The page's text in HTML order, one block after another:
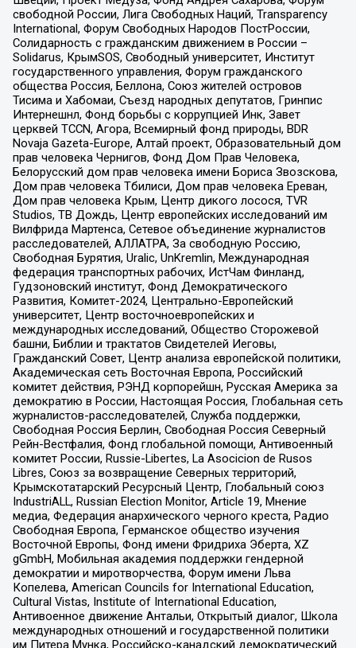
свободной России, Лига Свободных Наций, Transparеncy
International, Форум Свободных Народов ПостРоссии,
Солидарность с гражданским движением в России –
Solidarus, КрымSOS, Свободный университет, Институт
государственного управления, Форум гражданского
общества Россия, Беллона, Союз жителей островов
Тисима и Хабомаи, Съезд народных депутатов, Гринпис
Интернешнл, Фонд борьбы с коррупцией Инк, Завет
церквей TCCN, Агора, Всемирный фонд природы, BDR
Novaja Gazeta-Europe, Алтай проект, Образовательный дом
прав человека Чернигов, Фонд Дом Прав Человека,
Белорусский дом прав человека имени Бориса Звозскова,
Дом прав человека Тбилиси, Дом прав человека Ереван,
Дом прав человека Крым, Центр дикого лосося, TVR
Studios, ТВ Дождь, Центр европейских исследований им
Вилфрида Мартенса, Сетевое объединение журналистов
расследователей, АЛЛАТРА, За свободную Россию,
Свободная Бурятия, Uralic, UnKremlin, Международная
федерация транспортных рабочих, ИстЧам Финланд,
Гудзоновский институт, Фонд Демократического
Развития, Комитет-2024, Центрально-Европейский
университет, Центр восточноевропейских и
международных исследований, Общество Сторожевой
башни, Библии и трактатов Свидетелей Иеговы,
Гражданский Совет, Центр анализа европейской политики,
Академическая сеть Восточная Европа, Российский
комитет действия, РЭНД корпорейшн, Русская Америка за
демократию в России, Настоящая Россия, Глобальная сеть
журналистов-расследователей, Служба поддержки,
Свободная Россия Берлин, Свободная Россия Северный
Рейн-Вестфалия, Фонд глобальной помощи, Антивоенный
комитет России, Russie-Libertes, La Asocicion de Rusos
Libres, Союз за возвращение Северных территорий,
Крымскотатарский Ресурсный Центр, Глобальный союз
IndustriALL, Russian Election Monitor, Article 19, Мнение
медиа, Федерация анархического черного креста, Радио
Свободная Европа, Германское общество изучения
Восточной Европы, Фонд имени Фридриха Эберта, XZ
gGmbH, Мобильная академия поддержки гендерной
демократии и миротворчества, Форум имени Льва
Копелева, American Councils for International Education,
Cultural Vistas, Institute of International Education,
Антивоенное движение Антальи, Открытый диалог, Школа
международных отношений и государственной политики
им Питера Мунка, Российско-канадский демократический